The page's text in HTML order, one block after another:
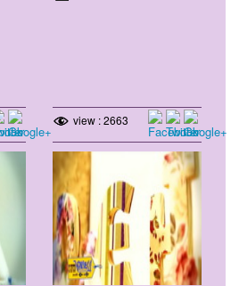
view : 2663